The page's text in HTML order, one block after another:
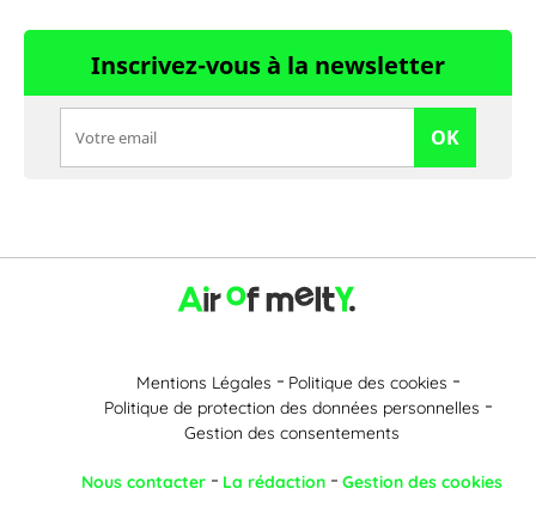
Inscrivez-vous à la newsletter
OK
Mentions Légales
Politique des cookies
Politique de protection des données personnelles
Gestion des consentements
Nous contacter La rédaction Gestion des cookies